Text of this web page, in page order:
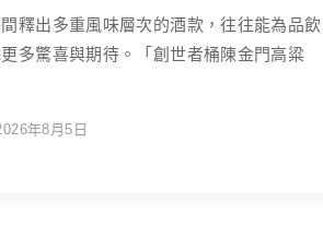
釋出多重風味層次的酒款，往往能為品飲
多驚喜與期待。「創世者桶陳金門高粱
年8月5日